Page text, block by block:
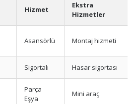
Hizmet
Ekstra
Hizmetler
Asansörlü Montaj hizmeti
Sigortalı Hasar sigortası
Parça
Eşya
Mini araç